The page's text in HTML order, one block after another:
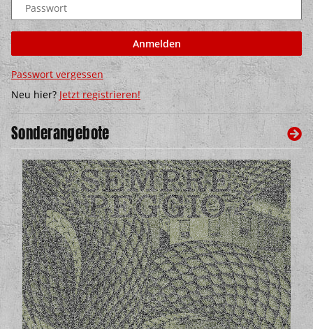
Passwort
Anmelden
Passwort vergessen
Neu hier? Jetzt registrieren!
Sonderangebote